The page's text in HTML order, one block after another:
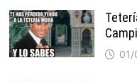
01/